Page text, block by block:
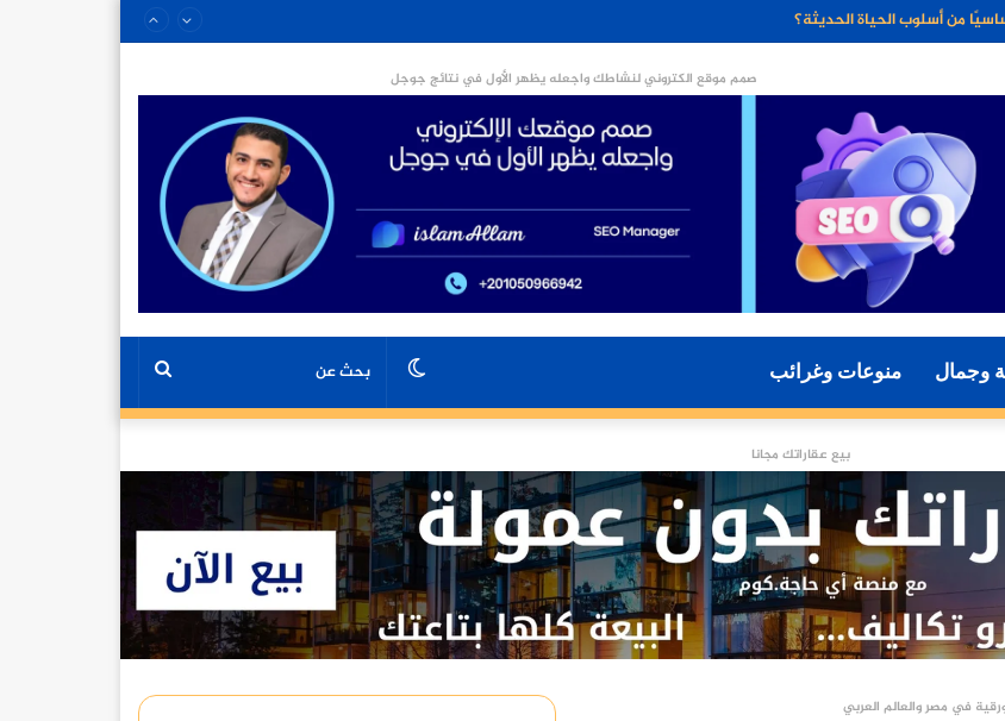
مستقبل التسويق الرقمي؟
صمم موقع الكتروني لنشاطك واجعله يظهر الأول في نتائج جوجل
وجمال منوعات وغرائب الوضع
بيع عقاراتك مجانا
في مصر والعالم العربي